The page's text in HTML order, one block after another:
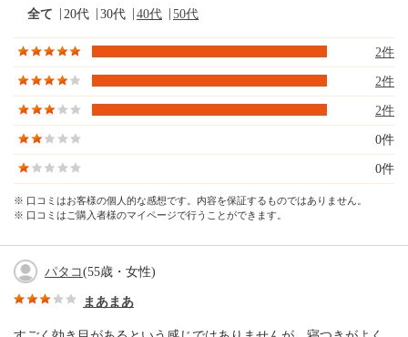
全て 20代 30代 40代 50代
2件
2件
2件
0件
0件
※ 口コミはお客様の個人的な感想です。内容を保証するものではありません。
※ 口コミはご購入者様のマイページで行うことができます。
パタコ(55歳・女性)
まあまあ